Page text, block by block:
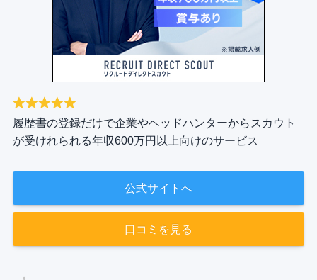
履歴書の登録だけで企業やヘッドハンターからスカウト
が受けれられる年収600万円以上向けのサービス
公式サイトへ
口コミを見る